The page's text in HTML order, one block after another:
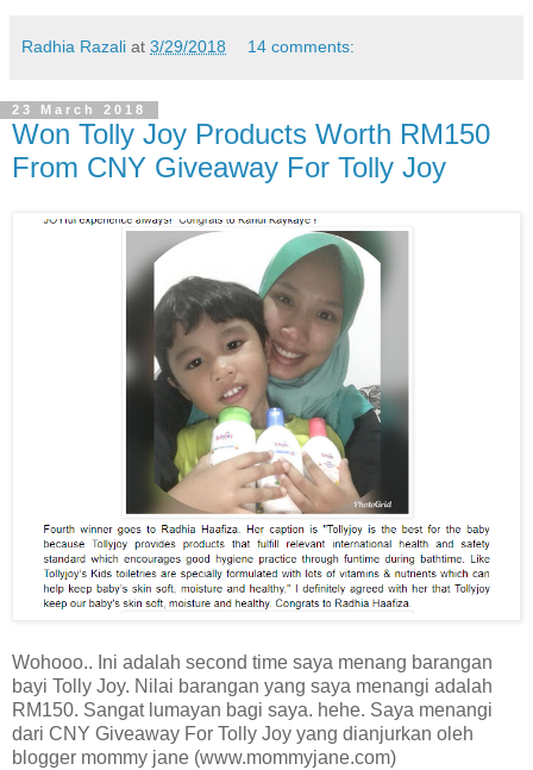
Radhia Razali at 3/29/2018 14 comments:
23 March 2018
Won Tolly Joy Products Worth RM150
From CNY Giveaway For Tolly Joy
Wohooo.. Ini adalah second time saya menang barangan
bayi Tolly Joy. Nilai barangan yang saya menangi adalah
RM150. Sangat lumayan bagi saya. hehe. Saya menangi
dari CNY Giveaway For Tolly Joy yang dianjurkan oleh
blogger mommy jane (www.mommyjane.com)